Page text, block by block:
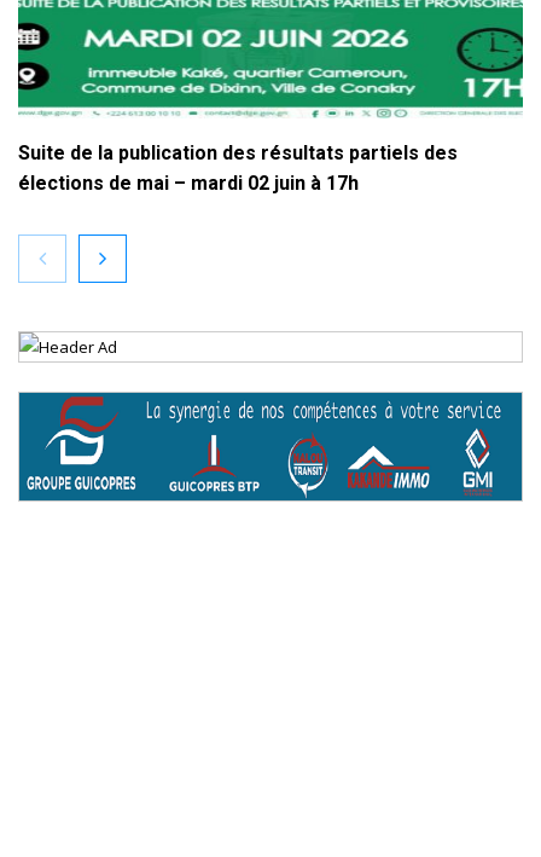
Suite de la publication des résultats partiels des
élections de mai – mardi 02 juin à 17h